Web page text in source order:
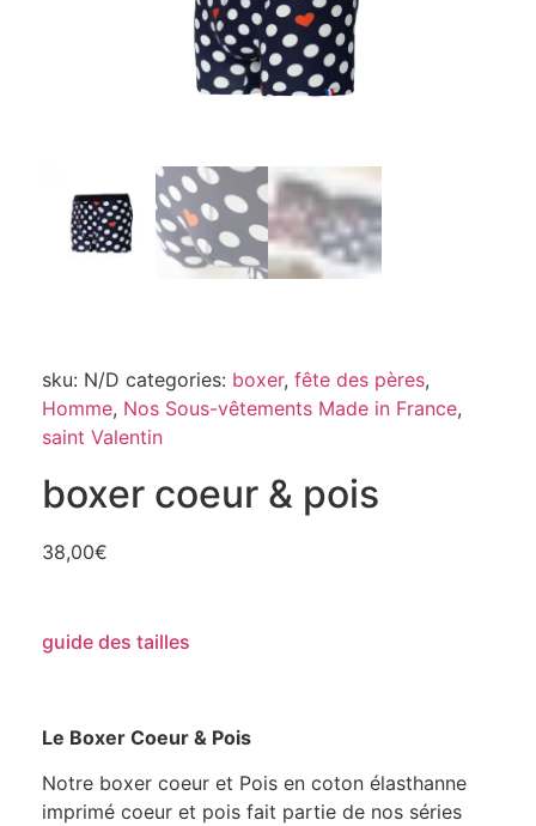
sku: N/D categories: boxer, fête des pères,
Homme, Nos Sous-vêtements Made in France,
saint Valentin
boxer coeur & pois
38,00€
guide des tailles
Le Boxer Coeur & Pois
Notre boxer coeur et Pois en coton élasthanne
imprimé coeur et pois fait partie de nos séries